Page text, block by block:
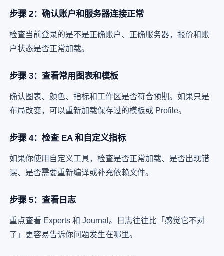
步骤 2：确认账户和服务器连接正常
检查当前登录的是不是正确账户、正确服务器，报价和账
户状态是否正常加载。
步骤 3：查看常用图表和模板
确认图表、颜色、指标和工作区是否符合预期。如果只是
布局改变，可以重新加载保存过的模板或 Profile。
步骤 4：检查 EA 和自定义指标
如果你使用自定义工具，检查是否正常加载、是否出现错
误、是否需要重新编译或补充依赖文件。
步骤 5：查看日志
重点查看 Experts 和 Journal。日志往往比「感觉它不对
了」更容易告诉你问题发生在哪里。